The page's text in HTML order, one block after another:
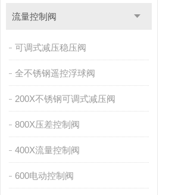
流量控制阀
可调式减压稳压阀
全不锈钢遥控浮球阀
200X不锈钢可调式减压阀
800X压差控制阀
400X流量控制阀
600电动控制阀